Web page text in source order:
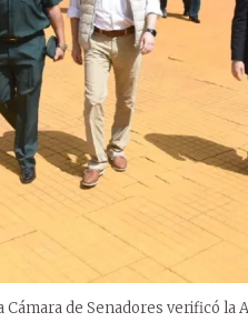
de Senadores verificó la